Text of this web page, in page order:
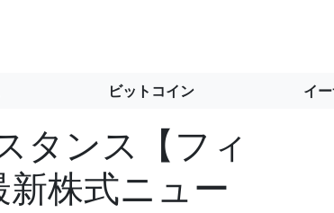
ビットコイン イ
タンス【フィ
株式ニュー